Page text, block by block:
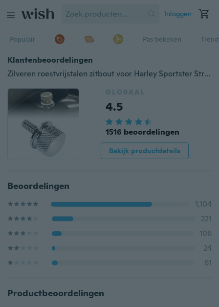
Inloggen
Populair Pas bekeken
Klantenbeoordelingen
Zilveren roestvrijstalen zitbout voor Harley Sportster Street Glide
GLOBAAL
4.5
1516 beoordelingen
Bekijk productdetails
Beoordelingen
1,104
221
106
24
61
Productbeoordelingen